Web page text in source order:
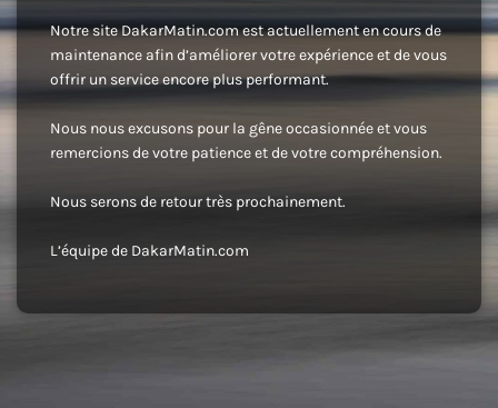
Notre site DakarMatin.com est actuellement en cours de
maintenance afin d’améliorer votre expérience et de vous
offrir un service encore plus performant.
Nous nous excusons pour la gêne occasionnée et vous
remercions de votre patience et de votre compréhension.
Nous serons de retour très prochainement.
L’équipe de DakarMatin.com